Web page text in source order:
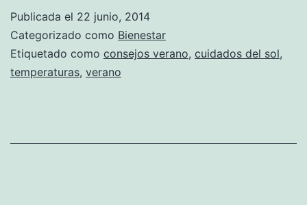
Publicada el 22 junio, 2014
Categorizado como Bienestar
Etiquetado como consejos verano, cuidados del sol,
temperaturas, verano